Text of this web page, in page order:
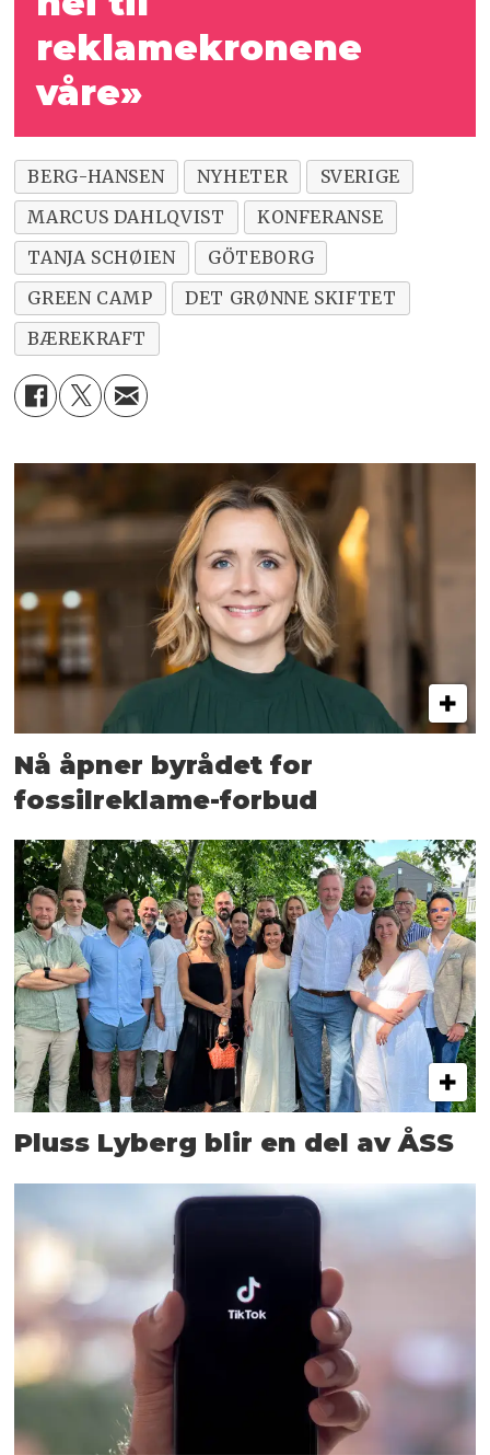
reklamekronene
våre»
BERG-HANSEN NYHETER
SVERIGE
MARCUS DAHLQVIST
KONFERANSE
TANJA SCHØIEN
GÖTEBORG
GREEN CAMP
DET GRØNNE SKIFTET
BÆREKRAFT
Nå åpner byrådet for
fossilreklame-forbud
Pluss Lyberg blir en del av ÅSS